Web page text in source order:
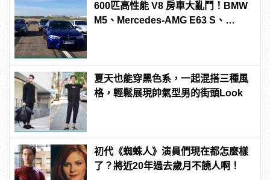
600匹高性能 V8 房車大亂鬥！BMW
M5、Mercedes-AMG E63 S、
300km/h」加速對決
夏天也能穿黑色系，一起混搭三種風
格，輕鬆展現帥氣型男的街頭Look
初代《蜘蛛人》演員們現在都怎麼樣
了？將近20年過去歲月不饒人啊！